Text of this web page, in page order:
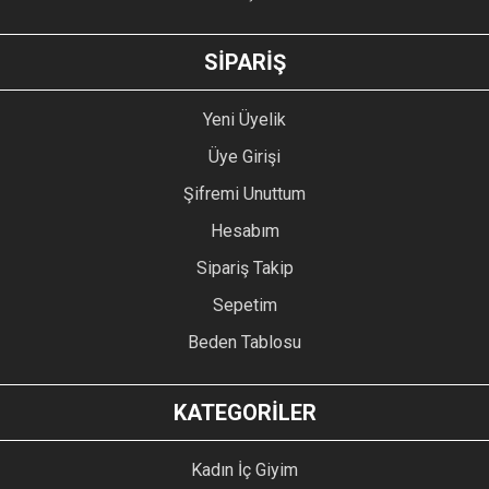
GÖNDER
SİPARİŞ
Yeni Üyelik
Üye Girişi
Şifremi Unuttum
Hesabım
Sipariş Takip
Sepetim
Beden Tablosu
KATEGORİLER
Kadın İç Giyim